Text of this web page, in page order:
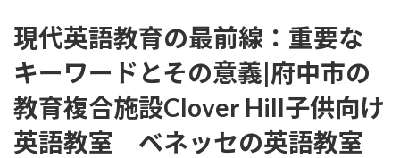
現代英語教育の最前線：重要な
キーワードとその意義|府中市の
教育複合施設Clover Hill子供向け
英語教室 ベネッセの英語教室